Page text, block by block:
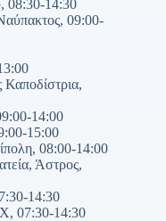
08:30-14:30
09:00-
14:00
15:00
08:00-14:00
Άστρος,
14:30
07:30-14:30